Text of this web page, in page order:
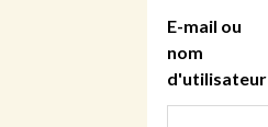
E-mail ou
nom
d'utilisateur